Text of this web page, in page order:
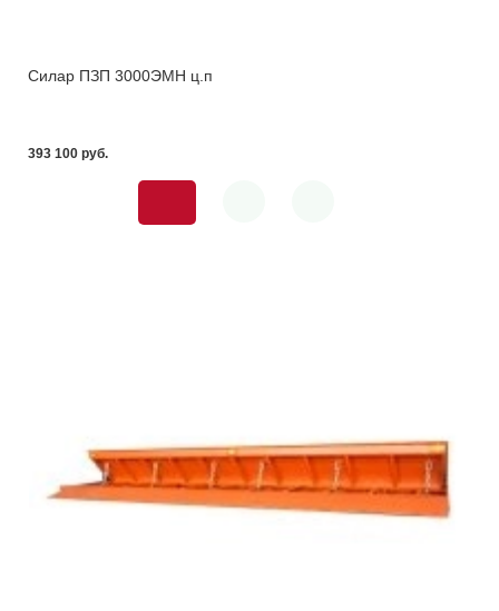
Силар ПЗП 3000ЭМН ц.п
393 100 pуб.